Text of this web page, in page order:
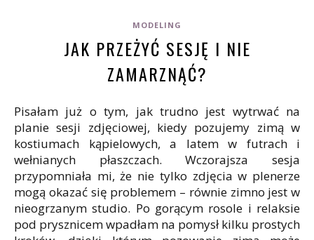
MODELING
JAK PRZEŻYĆ SESJĘ I NIE
ZAMARZNĄĆ?
Pisałam już o tym, jak trudno jest wytrwać na
planie sesji zdjęciowej, kiedy pozujemy zimą w
kostiumach kąpielowych, a latem w futrach i
wełnianych płaszczach. Wczorajsza sesja
przypomniała mi, że nie tylko zdjęcia w plenerze
mogą okazać się problemem – równie zimno jest w
nieogrzanym studio. Po gorącym rosole i relaksie
pod prysznicem wpadłam na pomysł kilku prostych